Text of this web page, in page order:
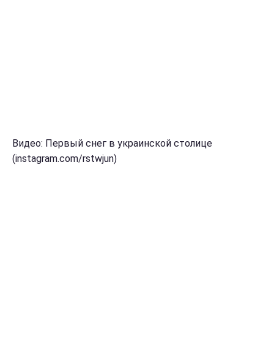
Видео: Первый снег в украинской столице
(instagram.com/rstwjun)